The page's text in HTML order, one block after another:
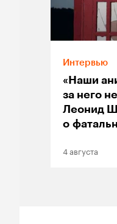
Интервью
«Наши
за него
Леонид
о
синего
4 августа